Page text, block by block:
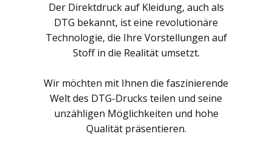
D​er Direktdruck auf Kleidung, auch als
DTG bekannt, ist eine revolutionäre
Technologie, die Ihre Vorstellungen auf
Stoff in die Realität umsetzt.
Wir möchten mit Ihnen die faszinierende
Welt des DTG-Drucks teilen und seine
unzähligen Möglichkeiten und hohe
Qualität präsentieren.